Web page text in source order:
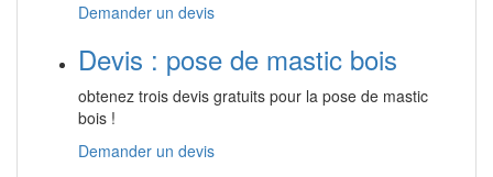
Demander un devis
Devis : pose de mastic bois
obtenez trois devis gratuits pour la pose de mastic
bois !
Demander un devis